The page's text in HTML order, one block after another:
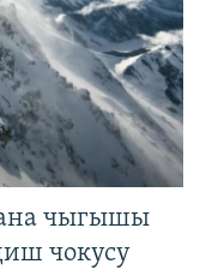
чыгышы
чокусу